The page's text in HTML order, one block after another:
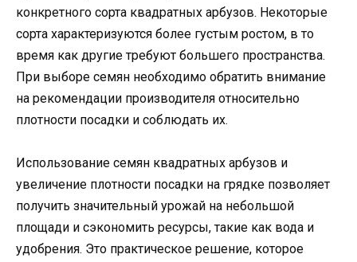
конкретного сорта квадратных арбузов. Некоторые
сорта характеризуются более густым ростом, в то
время как другие требуют большего пространства.
При выборе семян необходимо обратить внимание
на рекомендации производителя относительно
плотности посадки и соблюдать их.
Использование семян квадратных арбузов и
увеличение плотности посадки на грядке позволяет
получить значительный урожай на небольшой
площади и сэкономить ресурсы, такие как вода и
удобрения. Это практическое решение, которое